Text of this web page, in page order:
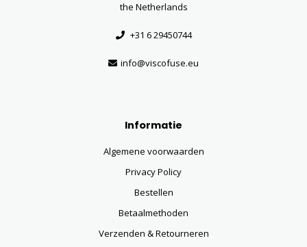
the Netherlands
+31 6 29450744
info@viscofuse.eu
Informatie
Algemene voorwaarden
Privacy Policy
Bestellen
Betaalmethoden
Verzenden & Retourneren